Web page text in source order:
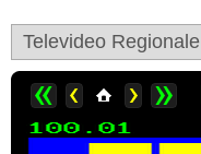
Televideo Regionale